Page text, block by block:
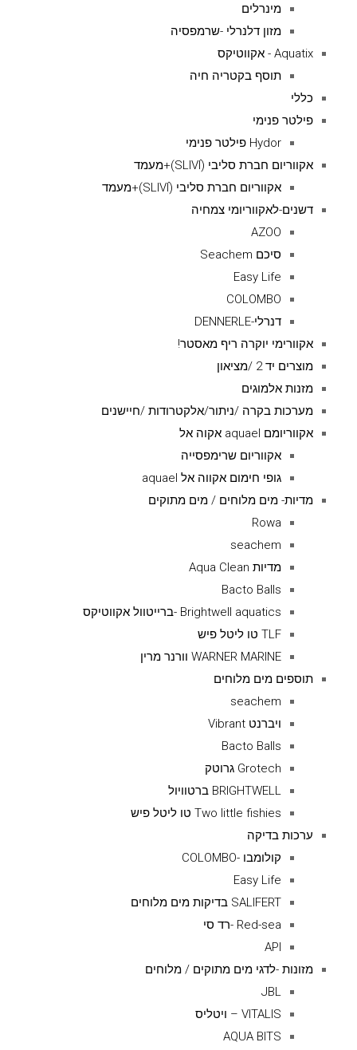
מינרלים
מזון דלנרלי -שרמפסיה
Aquatix - אקווטיקס
תוסף בקטריה חיה
כללי
פילטר פנימי
Hydor פילטר פנימי
אקווריום חברת סליבי (SLIVIׂׂ)+מעמד
אקווריום חברת סליבי (SLIVIׂׂ)+מעמד
דשנים-לאקווריומי צמחיה
AZOO
סיכם Seachem
Easy Life
COLOMBO
דנרלי-DENNERLE
אקוורימי יוקרה ריף מאסטר!
מוצרים יד 2 /מציאון
מזנות אלמוגים
מערכות בקרה /ניתור/אלקטרודות /חיישנים
אקווריומם aquael אקוה אל
אקווריום שרימפסייה
גופי חימום אקווה אל aquael
מדיות- מים מלוחים / מים מתוקים
Rowa
seachem
מדיות Aqua Clean
Bacto Balls
Brightwell aquatics -ברייטוול אקווטיקס
TLF טו ליטל פיש
WARNER MARINE וורנר מרין
תוספים מים מלוחים
seachem
ויברנט Vibrant
Bacto Balls
Grotech גרוטק
BRIGHTWELL ברטוויול
Two little fishies טו ליטל פיש
ערכות בדיקה
קולומבו -COLOMBO
Easy Life
SALIFERT בדיקות מים מלוחים
Red-sea -רד סי
API
מזונות -לדגי מים מתוקים / מלוחים
JBL
VITALIS – ויטליס
AQUA BITS